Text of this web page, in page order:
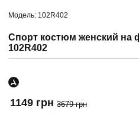
Модель: 102R402
Спорт костюм женский на
102R402
1149 грн 3679 грн